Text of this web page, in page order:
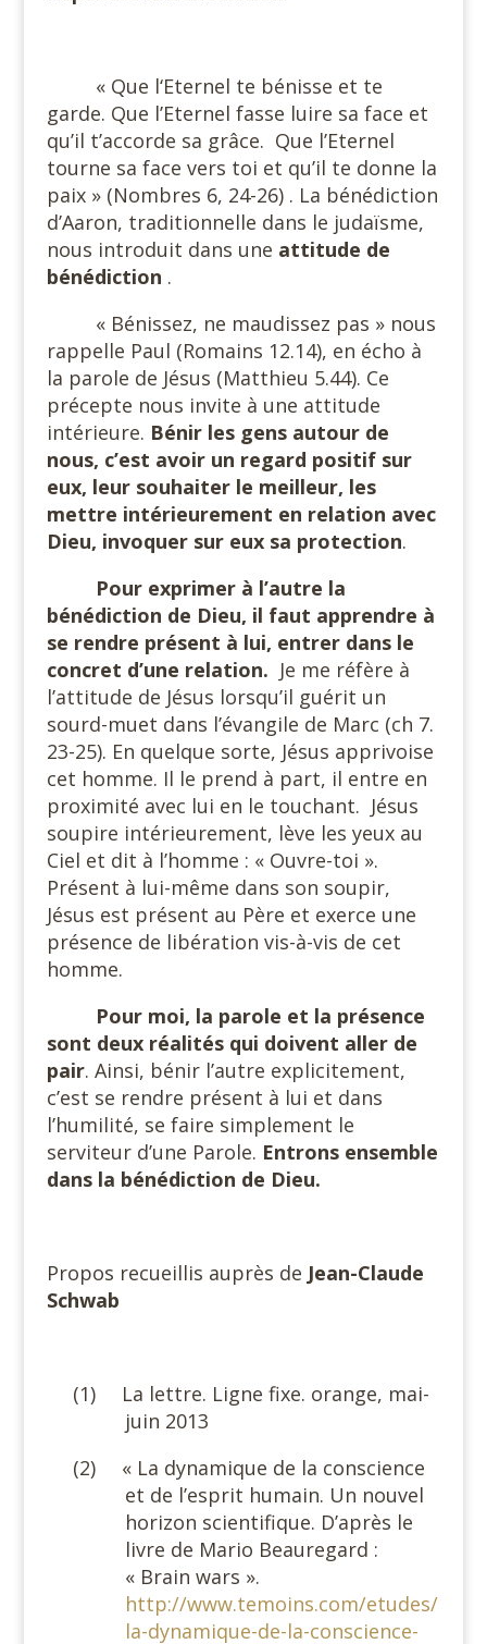
« Que l‘Eternel te bénisse et te
garde. Que l’Eternel fasse luire sa face et
qu’il t’accorde sa grâce. Que l’Eternel
tourne sa face vers toi et qu’il te donne la
paix » (Nombres 6, 24-26) . La bénédiction
d’Aaron, traditionnelle dans le judaïsme,
nous introduit dans une attitude de
bénédiction .
« Bénissez, ne maudissez pas » nous
rappelle Paul (Romains 12.14), en écho à
la parole de Jésus (Matthieu 5.44). Ce
précepte nous invite à une attitude
intérieure. Bénir les gens autour de
nous, c’est avoir un regard positif sur
eux, leur souhaiter le meilleur, les
mettre intérieurement en relation avec
Dieu, invoquer sur eux sa protection.
Pour exprimer à l’autre la
bénédiction de Dieu, il faut apprendre à
se rendre présent à lui, entrer dans le
concret d’une relation. Je me réfère à
l’attitude de Jésus lorsqu’il guérit un
sourd-muet dans l’évangile de Marc (ch 7.
23-25). En quelque sorte, Jésus apprivoise
cet homme. Il le prend à part, il entre en
proximité avec lui en le touchant. Jésus
soupire intérieurement, lève les yeux au
Ciel et dit à l’homme : « Ouvre-toi ».
Présent à lui-même dans son soupir,
Jésus est présent au Père et exerce une
présence de libération vis-à-vis de cet
homme.
Pour moi, la parole et la présence
sont deux réalités qui doivent aller de
pair. Ainsi, bénir l’autre explicitement,
c’est se rendre présent à lui et dans
l’humilité, se faire simplement le
serviteur d’une Parole. Entrons ensemble
dans la bénédiction de Dieu.
Propos recueillis auprès de Jean-Claude
Schwab
(1)
La lettre. Ligne fixe. orange, mai-
juin 2013
(2)
« La dynamique de la conscience
et de l’esprit humain. Un nouvel
horizon scientifique. D’après le
livre de Mario Beauregard :
« Brain wars ».
http://www.temoins.com/etudes/
la-dynamique-de-la-conscience-